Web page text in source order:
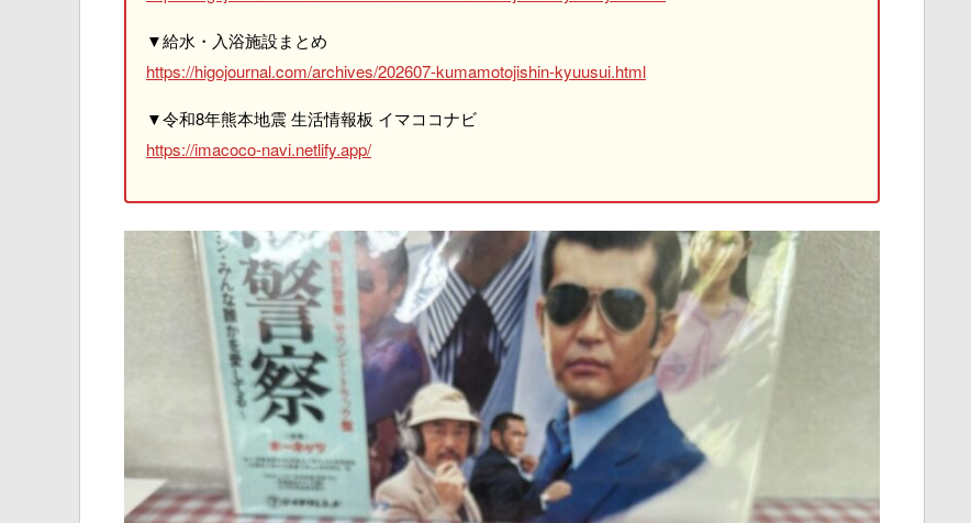
▼給水・入浴施設まとめ
https://higojournal.com/archives/202607-kumamotojishin-kyuusui.html
▼令和8年熊本地震 生活情報板 イマココナビ
https://imacoco-navi.netlify.app/